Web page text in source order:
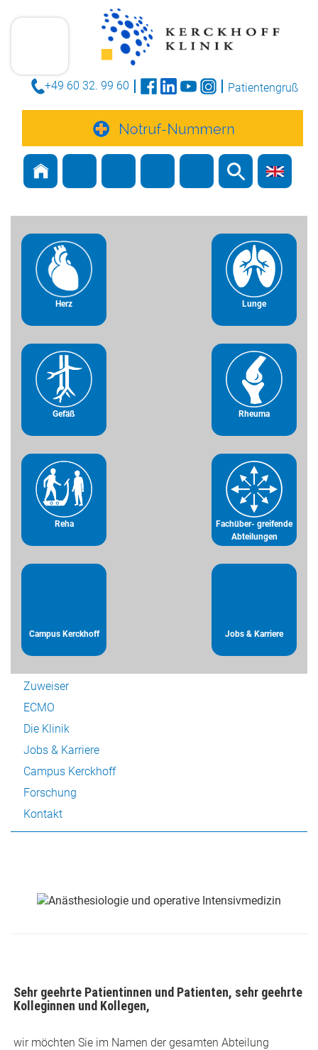
+49 60 32. 99 60 Patientengruß
Zuweiser
ECMO
Die Klinik
Jobs & Karriere
Campus Kerckhoff
Forschung
Kontakt
Herz Lunge
Gefäß Rheuma
Reha
Fachüber- greifende
Abteilungen
Campus Kerckhoff Jobs & Karriere
Sehr geehrte Patientinnen und Patienten, sehr geehrte
Kolleginnen und Kollegen,
wir möchten Sie im Namen der gesamten Abteilung